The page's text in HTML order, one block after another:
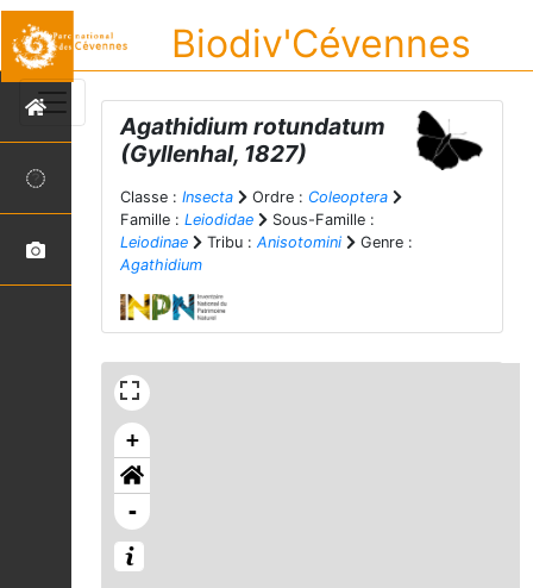
Biodiv'Cévennes
Agathidium rotundatum
(Gyllenhal, 1827)
Classe : Insecta Ordre : Coleoptera
Famille : Leiodidae
Sous-Famille :
Leiodinae
Tribu : Anisotomini
Genre :
Agathidium
+
-